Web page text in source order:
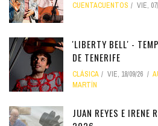
CUENTACUENTOS VIE,
'LIBERTY BELL' -
DE TENERIFE
CLÁSICA VIE, 18/09/26
MARTÍN
JUAN REYES E IRENE